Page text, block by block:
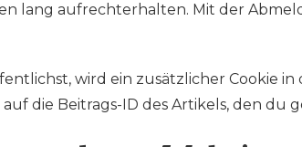
lang aufrechterhalten. Mit der
wird ein zusätzlicher Cookie
die Beitrags-ID des Artikels, den du